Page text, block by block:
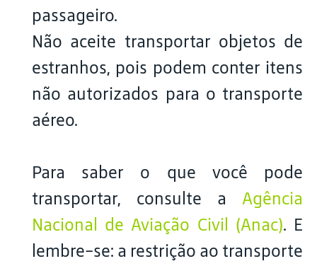
passageiro.
Não aceite transportar objetos de
estranhos, pois podem conter itens
não autorizados para o transporte
aéreo.
Para saber o que você pode
transportar, consulte a Agência
Nacional de Aviação Civil (Anac). E
lembre-se: a restrição ao transporte